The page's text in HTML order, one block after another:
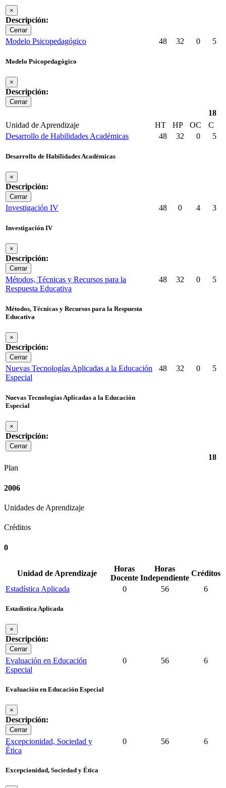
×
Descripción:
Cerrar
Modelo Psicopedagógico
Modelo Psicopedagógico
×
Descripción:
Cerrar
48 32 0 5
18
Unidad de Aprendizaje
HT HP OC
C
Desarrollo de Habilidades Académicas
Desarrollo de Habilidades Académicas
×
Descripción:
Cerrar
48 32 0 5
Investigación IV
Investigación IV
×
Descripción:
Cerrar
48 0 4 3
Métodos, Técnicas y Recursos para la
Respuesta Educativa
Métodos, Técnicas y Recursos para la Respuesta
Educativa
×
Descripción:
Cerrar
48 32 0 5
Nuevas Tecnologías Aplicadas a la Educación
Especial
Nuevas Tecnologías Aplicadas a la Educación
Especial
×
Descripción:
Cerrar
48 32 0 5
18
Plan
2006
Unidades de Aprendizaje
Créditos
0
Unidad de Aprendizaje
Horas
Docente
Horas
Independiente
Créditos
Estadística Aplicada
Estadística Aplicada
×
Descripción:
Cerrar
0 56 6
Evaluación en Educación
Especial
Evaluación en Educación Especial
×
Descripción:
Cerrar
0 56 6
Excepcionidad, Sociedad y
Ética
Excepcionidad, Sociedad y Ética
0 56 6